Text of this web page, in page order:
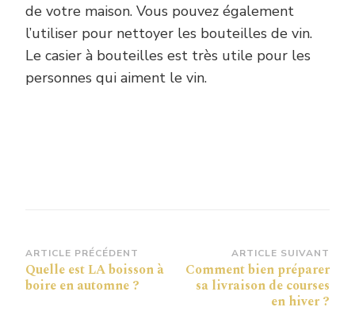
de votre maison. Vous pouvez également
l’utiliser pour nettoyer les bouteilles de vin.
Le casier à bouteilles est très utile pour les
personnes qui aiment le vin.
Navigation
d’article
ARTICLE PRÉCÉDENT
Quelle est LA boisson à
boire en automne ?
ARTICLE SUIVANT
Comment bien préparer
sa livraison de courses
en hiver ?